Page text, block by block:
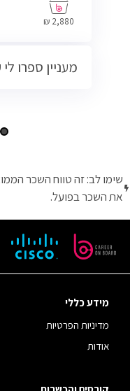
2,880 ₪
מעניין ספרו לי
שימו לב: זה טווח השכר
את השכר בפועל.
מידע כללי
מדיניות הפרטיות
אודות